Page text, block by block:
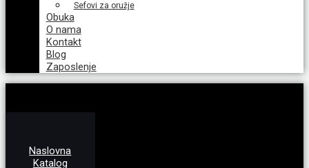
Sefovi za oružje
Obuka
O nama
Kontakt
Blog
Zaposlenje
Naslovna
Katalog